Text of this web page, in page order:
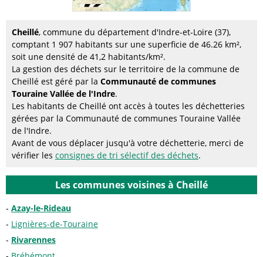
Cheillé, commune du département d'Indre-et-Loire (37),
comptant 1 907 habitants sur une superficie de 46.26 km²,
soit une densité de 41,2 habitants/km².
La gestion des déchets sur le territoire de la commune de
Cheillé est géré par la Communauté de communes
Touraine Vallée de l'Indre.
Les habitants de Cheillé ont accès à toutes les déchetteries
gérées par la Communauté de communes Touraine Vallée
de l'Indre.
Avant de vous déplacer jusqu'à votre déchetterie, merci de
vérifier les consignes de tri sélectif des déchets.
Les communes voisines à Cheillé
Azay-le-Rideau
Lignières-de-Touraine
Rivarennes